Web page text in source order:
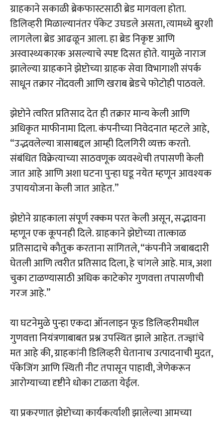
ग्राहकाने सकाळी ब्रेकफास्टसाठी ब्रेड मागवला होता.
डिलिव्हरी मिळाल्यानंतर पॅकेट उघडले असता, त्यामध्ये बुरशी
लागलेला ब्रेड आढळून आला. हा ब्रेड निकृष्ट आणि
अस्वास्थ्यकारक असल्याचे स्पष्ट दिसत होते. यामुळे नाराज
झालेल्या ग्राहकाने झेप्टोच्या ग्राहक सेवा विभागाशी संपर्क
साधून तक्रार नोंदवली आणि खराब ब्रेडचे फोटोही पाठवले.
झेप्टोने त्वरित प्रतिसाद देत ही तक्रार मान्य केली आणि
अधिकृत माफीनामा दिला. कंपनीच्या निवेदनात म्हटले आहे,
“उद्भवलेल्या त्रासाबद्दल आम्ही दिलगिरी व्यक्त करतो.
संबंधित विक्रेत्याच्या साठवणूक व्यवस्थेची तपासणी केली
जात आहे आणि अशा घटना पुन्हा घडू नयेत म्हणून आवश्यक
उपाययोजना केली जात आहेत.”
झेप्टोने ग्राहकाला संपूर्ण रक्कम परत केली असून, सद्भावना
म्हणून एक कूपनही दिले. ग्राहकाने झेप्टोच्या तात्काळ
प्रतिसादाचे कौतुक करताना सांगितले, “कंपनीने जबाबदारी
घेतली आणि त्वरीत प्रतिसाद दिला, हे चांगले आहे. मात्र, अशा
चुका टाळण्यासाठी अधिक काटेकोर गुणवत्ता तपासणीची
गरज आहे.”
या घटनेमुळे पुन्हा एकदा ऑनलाइन फूड डिलिव्हरीमधील
गुणवत्ता नियंत्रणाबाबत प्रश्न उपस्थित झाले आहेत. तज्ज्ञांचे
मत आहे की, ग्राहकांनी डिलिव्हरी घेतानाच उत्पादनाची मुदत,
पॅकेजिंग आणि स्थिती नीट तपासून पाहावी, जेणेकरून
आरोग्याच्या दृष्टीने धोका टाळता येईल.
या प्रकरणात झेप्टोच्या कार्यकर्त्याशी झालेल्या आमच्या